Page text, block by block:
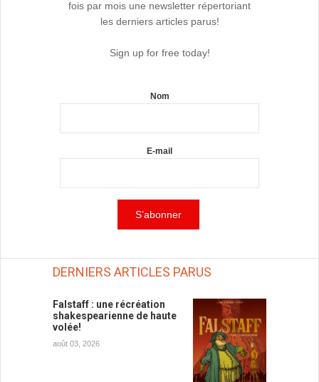
fois par mois une newsletter répertoriant
les derniers articles parus!
Sign up for free today!
Nom
E-mail
DERNIERS ARTICLES PARUS
Falstaff : une récréation
shakespearienne de haute
volée!
août 03, 2026